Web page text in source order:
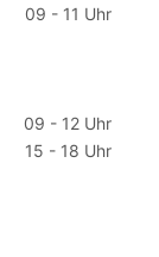
09 - 11 Uhr
09 - 12 Uhr
15 - 18 Uhr